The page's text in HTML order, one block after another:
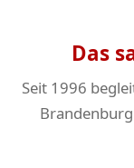
Das
Seit 1996